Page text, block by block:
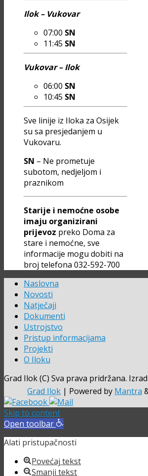
Ilok – Vukovar
07:00 SN
11:45 SN
Vukovar – Ilok
06:00 SN
10:45 SN
Sve linije iz Iloka za Osijek
su sa presjedanjem u
Vukovaru.
SN – Ne prometuje
subotom, nedjeljom i
praznikom
Starije i nemoćne osobe
imaju organizirani
prijevoz preko Doma za
stare i nemoćne, sve
informacije mogu dobiti na
broj telefona 032-592-700
Naslovna
Novosti
Natječaji
Dokumenti
Ustrojstvo
Pristup informacijama
Projekti
O Iloku
Grad Ilok (C) Sva prava pridržana.
Grad Ilok | Powered by Mantra
Skip to content
Open toolbar
Alati pristupačnosti
Povećaj tekst
Smanji tekst